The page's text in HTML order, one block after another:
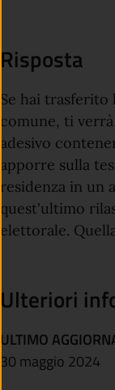
Risposta
Se hai trasferito
comune, ti
adesivo
apporre sulla
residenza in un
quest'ultimo
elettorale.
Ulteriori
ULTIMO
30 maggio 2024